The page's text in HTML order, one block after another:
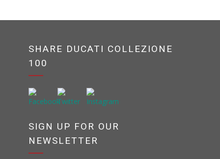
SHARE DUCATI COLLEZIONE
100
SIGN UP FOR OUR
NEWSLETTER